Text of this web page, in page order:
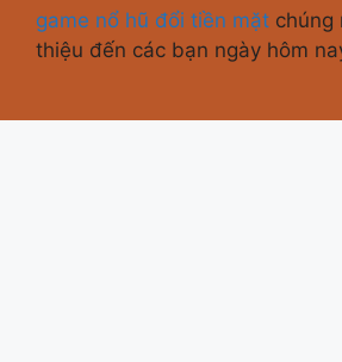
game nổ hũ đổi tiền mặt chúng
thiệu đến các bạn ngày hôm